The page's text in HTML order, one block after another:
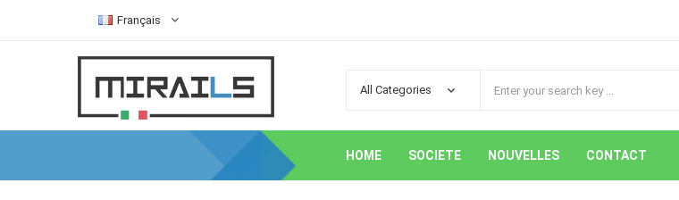
Français
HOME SOCIETE NOUVELLES CONTACT